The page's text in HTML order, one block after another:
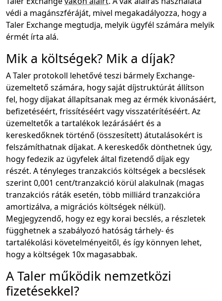
védi a magánszféráját, mivel megakadályozza, hogy a
Taler Exchange megtudja, melyik ügyfél számára melyik
érmét írta alá.
Mik a költségek? Mik a díjak?
A Taler protokoll lehetővé teszi bármely Exchange-
üzemeltető számára, hogy saját díjstruktúrát állítson
fel, hogy díjakat állapítsanak meg az érmék kivonásáért,
befizetéséért, frissítéséért vagy visszatérítéséért. Az
üzemeltetők a tartalékok lezárásáért és a
kereskedőknek történő (összesített) átutalásokért is
felszámíthatnak díjakat. A kereskedők dönthetnek úgy,
hogy fedezik az ügyfelek által fizetendő díjak egy
részét. A tényleges tranzakciós költségek a becslések
szerint 0,001 cent/tranzakció körül alakulnak (magas
tranzakciós ráták esetén, több milliárd tranzakcióra
amortizálva, a migrációs költségek nélkül).
Megjegyzendő, hogy ez egy korai becslés, a részletek
függhetnek a szabályozó hatóság tárhely- és
tartalékolási követelményeitől, és így könnyen lehet,
hogy a költségek 10x magasabbak.
A Taler működik nemzetközi
fizetésekkel?